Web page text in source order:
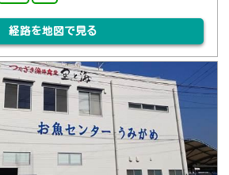
経路を地図で見る